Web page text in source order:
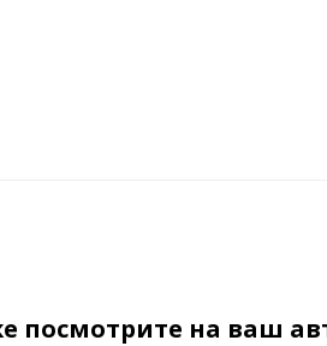
посмотрите на ваш